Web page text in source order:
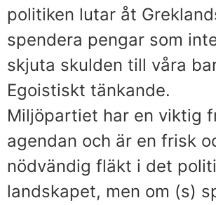
politiken lutar åt
spendera pengar som
skjuta skulden till våra
Egoistiskt tänkande.
Miljöpartiet har en viktig
agendan och är en frisk
nödvändig fläkt i det
landskapet, men om (s)